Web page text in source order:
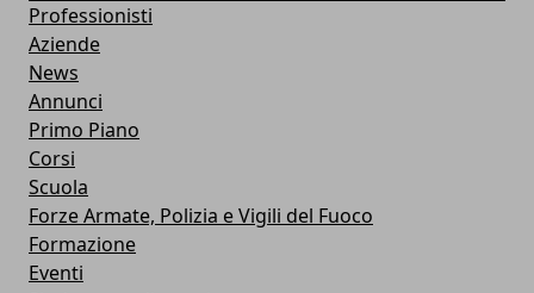
Professionisti
Aziende
News
Annunci
Primo Piano
Corsi
Scuola
Forze Armate, Polizia e Vigili del Fuoco
Formazione
Eventi